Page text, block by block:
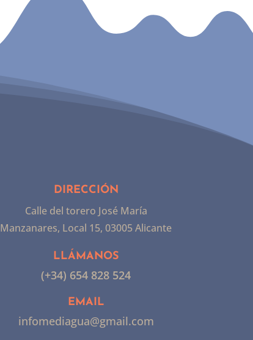
DIRECCIÓN
Calle del torero José María
Manzanares, Local 15, 03005 Alicante
LLÁMANOS
(+34) 654 828 524
EMAIL
infomediagua@gmail.com